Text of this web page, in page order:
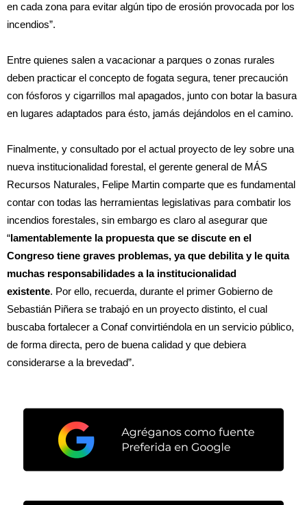
en cada zona para evitar algún tipo de erosión provocada por los
incendios”.
Entre quienes salen a vacacionar a parques o zonas rurales
deben practicar el concepto de fogata segura, tener precaución
con fósforos y cigarrillos mal apagados, junto con botar la basura
en lugares adaptados para ésto, jamás dejándolos en el camino.
Finalmente, y consultado por el actual proyecto de ley sobre una
nueva institucionalidad forestal, el gerente general de MÁS
Recursos Naturales, Felipe Martin comparte que es fundamental
contar con todas las herramientas legislativas para combatir los
incendios forestales, sin embargo es claro al asegurar que
“lamentablemente la propuesta que se discute en el
Congreso tiene graves problemas, ya que debilita y le quita
muchas responsabilidades a la institucionalidad
existente. Por ello, recuerda, durante el primer Gobierno de
Sebastián Piñera se trabajó en un proyecto distinto, el cual
buscaba fortalecer a Conaf convirtiéndola en un servicio público,
de forma directa, pero de buena calidad y que debiera
considerarse a la brevedad”.